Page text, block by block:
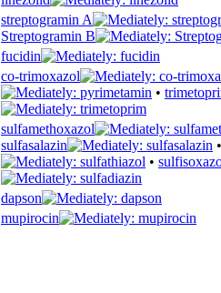
streptogramin A
Streptogramin B
fucidin
co-trimoxazol
•
sulfamethoxazol
sulfasalazin
•
dapson
mupirocin